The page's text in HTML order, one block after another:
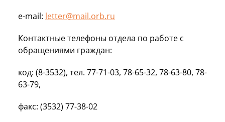
e-mail: letter@mail.orb.ru
Контактные телефоны отдела по работе с
обращениями граждан:
код: (8-3532), тел. 77-71-03, 78-65-32, 78-63-80, 78-
63-79,
факс: (3532) 77-38-02